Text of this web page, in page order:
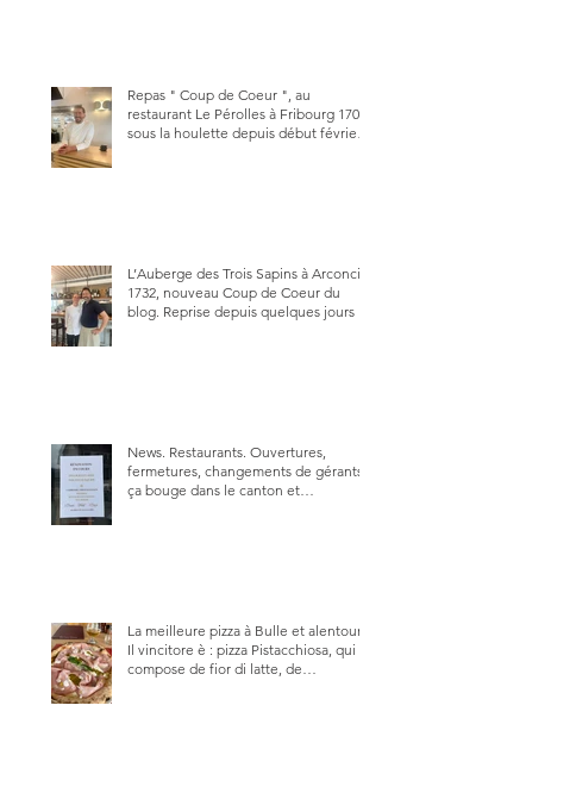
Repas " Coup de Coeur ", au
restaurant Le Pérolles à Fribourg 1700,
sous la houlette depuis début février
L’Auberge des Trois Sapins à Arconciel
1732, nouveau Coup de Coeur du
blog. Reprise depuis quelques jours (le
News. Restaurants. Ouvertures,
fermetures, changements de gérants,
ça bouge dans le canton et
La meilleure pizza à Bulle et alentour.
Il vincitore è : pizza Pistacchiosa, qui se
compose de fior di latte, de